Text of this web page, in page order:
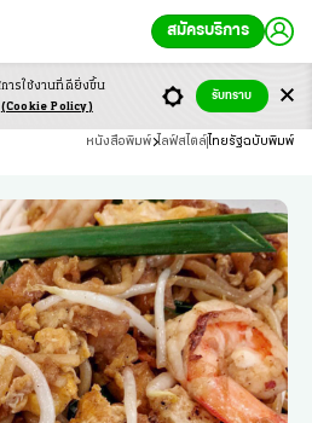
สมัครบริการ
หนังสือพิมพ์ ไลฟ์สไตล์ ไทยรัฐฉบับพิมพ์
ารใช้งานที่ดียิ่งขึ้น
(Cookie Policy)
รับทราบ